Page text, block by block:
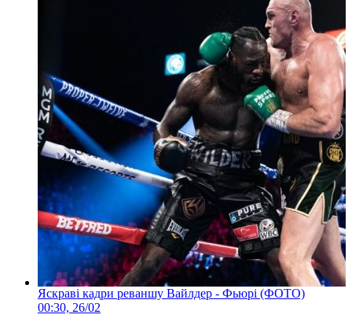
Яскраві кадри реваншу Вайлдер - Фьюрі (ФОТО)
00:30, 26/02